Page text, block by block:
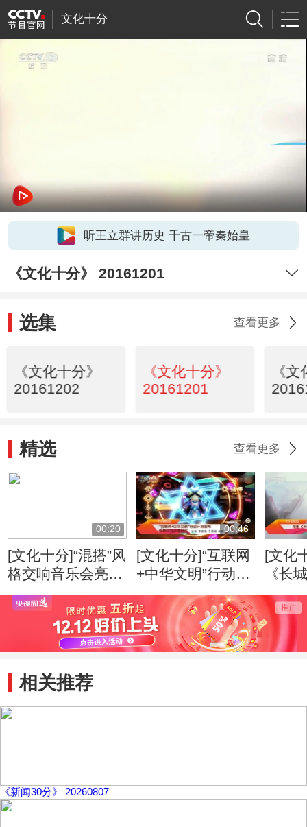
文化十分
听王立群讲历史 千古一帝秦始皇
《文化十分》 20161201
选集 查看更多
《文化十分》
20161202
《文化十分》
20161201
《
精选 查看更多
00:20
[文化十分]“混搭”风
格交响音乐会亮相
北京
00:46
[文化十分]“互联网
+中华文明”行动计
划发布 鼓励文物
动漫创作
[文化
《长
述中
相关推荐
《新闻30分》 20260807